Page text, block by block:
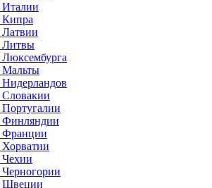
Италии
Кипра
Литвы
Мальты
Финляндии
Франции
Швеции